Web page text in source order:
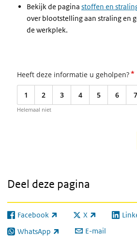
Bekijk de pagina stoffen en
over blootstelling aan straling en
de werkplek.
Heeft deze informatie u geholpen?*
1 2 3 4 5 6 7
Helemaal niet
Deel deze pagina
Facebook
(externe link) X
(externe link)
WhatsApp
(externe link) E-mail